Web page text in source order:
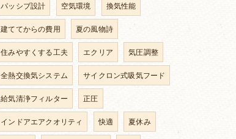
パッシブ設計 空気環境 換気性能
建ててからの費用 夏の風物詩
住みやすくする工夫 エクリア 気圧調整
全熱交換気システム サイクロン式吸気フード
給気清浄フィルター 正圧
インドアエアクオリティ 快適 夏休み